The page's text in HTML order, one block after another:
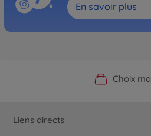
En savoir plus
BoutiqueChoix
ServiceLivraison
Liens directs